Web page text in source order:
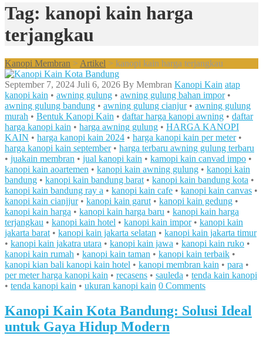
Tag: kanopi kain harga
terjangkau
Kanopi Membran > Artikel > kanopi kain harga terjangkau
September 7, 2024 Juli 6, 2026 By Membran Kanopi Kain atap
kanopi kain • awning gulung • awning gulung bahan impor•
awning gulung bandung • awning gulung cianjur• awning gulung
murah • Bentuk Kanopi Kain • daftar harga kanopi awning • daftar
harga kanopi kain • harga awning gulung • HARGA KANOPI
KAIN • harga kanopi kain 2024 • harga kanopi kain per meter•
harga kanopi kain september• harga terbaru awning gulung terbaru
• juakain membran • jual kanopi kain • kamopi kain canvad impo •
kanopi kain aoartemen • kanopi kain awning gulung • kanopi kain
bandung • kanopi kain bandung barat • kanopi kain bandung kota •
kanopi kain bandung ray a • kanopi kain cafe • kanopi kain canvas •
kanopi kain cianjjur• kanopi kain garut • kanopi kain gedung •
kanopi kain harga • kanopi kain harga baru • kanopi kain harga
terjangkau • kanopi kain hotel • kanopi kain impor• kanopi kain
jakarta barat • kanopi kain jakarta selatan • kanopi kain jakarta timur
• kanopi kain jakatra utara • kanopi kain jawa • kanopi kain ruko •
kanopi kain rumah • kanopi kain taman • kanopi kain terbaik •
kanopi kian bali kanopi kain hotel • kanopi membran kain • para •
per meter harga kanopi kain • recasens • sauleda • tenda kain kanopi
• tenda kanopi kain • ukuran kanopi kain 0 Comments
Kanopi Kain Kota Bandung: Solusi Ideal
untuk Gaya Hidup Modern